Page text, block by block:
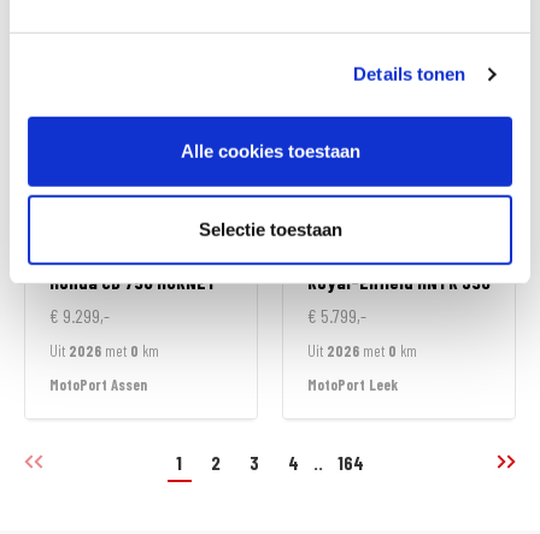
Details tonen
Alle cookies toestaan
Selectie toestaan
MotoPort Almere
MotoPort Assen
HondaCB 750 HORNET
€ 9.299,-
Uit 2026 met 0 km
MotoPort Assen
Royal-EnfieldHNTR 350
€ 5.799,-
Uit 2026 met 0 km
MotoPort Leek
1 2 3 4 .. 164